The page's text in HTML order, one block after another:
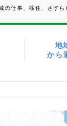
の仕事、移住、さすら
地
から